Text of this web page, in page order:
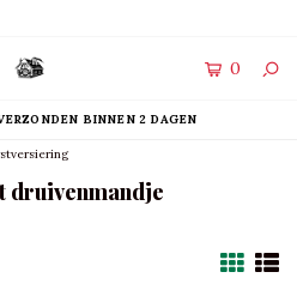
0
BINNEN 2 DAGEN
druivenmandje